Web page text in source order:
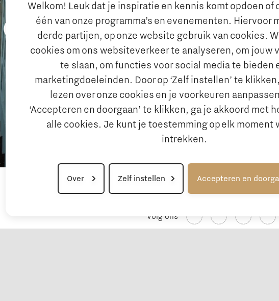
Welkom! Leuk dat je inspiratie en kennis komt opdoen of
één van onze programma’s en evenementen. Hiervoor
derde partijen, op onze website gebruik van cookies.
cookies om ons websiteverkeer te analyseren, om jouw
te slaan, om functies voor social media te bieden
marketingdoeleinden. Door op ‘Zelf instellen’ te
lezen over onze cookies en je voorkeuren
‘Accepteren en doorgaan’ te klikken, ga je akkoord met
alle cookies. Je kunt je toestemming op elk moment
intrekken.
Over Zelf instellen Accepteren en
gevonden
Volg ons